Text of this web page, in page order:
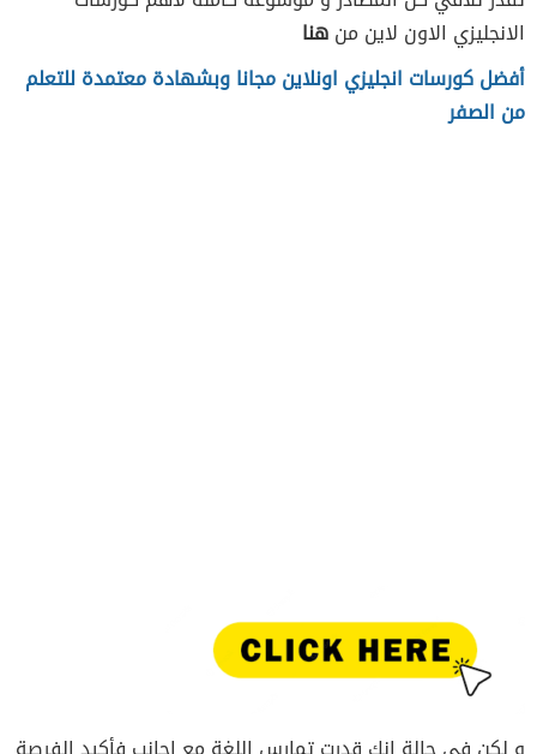
الانجليزي الاون لاين منهنا
أفضل كورسات انجليزي اونلاين مجانا وبشهادة معتمدة للتعلم
من الصفر